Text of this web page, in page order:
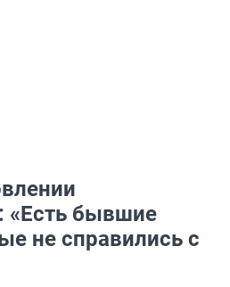
«Есть бывшие
не справились с